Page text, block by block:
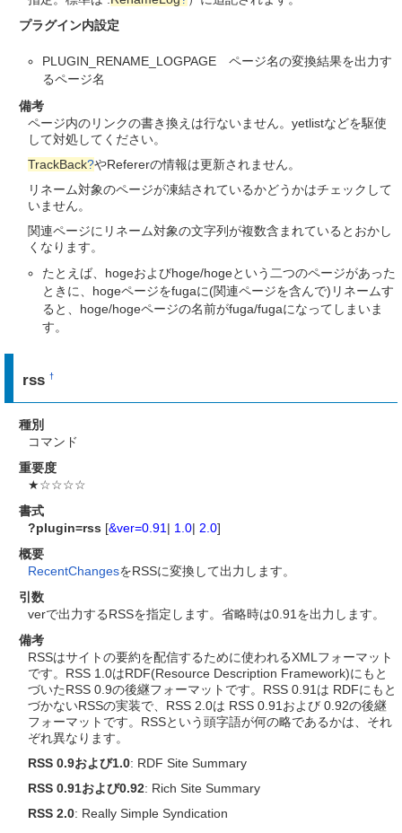
プラグイン内設定
PLUGIN_RENAME_LOGPAGE ページ名の変換結果を出力す
るページ名
備考
ページ内のリンクの書き換えは行ないません。yetlistなどを駆使
して対処してください。
TrackBack?やRefererの情報は更新されません。
リネーム対象のページが凍結されているかどうかはチェックして
いません。
関連ページにリネーム対象の文字列が複数含まれているとおかし
くなります。
たとえば、hogeおよびhoge/hogeという二つのページがあった
ときに、hogeページをfugaに(関連ページを含んで)リネームす
ると、hoge/hogeページの名前がfuga/fugaになってしまいま
す。
rss†
種別
コマンド
重要度
★☆☆☆☆
書式
?plugin=rss [&ver=0.91| 1.0| 2.0]
概要
RecentChangesをRSSに変換して出力します。
引数
verで出力するRSSを指定します。省略時は0.91を出力します。
備考
RSSはサイトの要約を配信するために使われるXMLフォーマット
です。RSS 1.0はRDF(Resource Description Framework)にもと
づいたRSS 0.9の後継フォーマットです。RSS 0.91は RDFにもと
づかないRSSの実装で、RSS 2.0は RSS 0.91および 0.92の後継
フォーマットです。RSSという頭字語が何の略であるかは、それ
ぞれ異なります。
RSS 0.9および1.0: RDF Site Summary
RSS 0.91および0.92: Rich Site Summary
RSS 2.0: Really Simple Syndication